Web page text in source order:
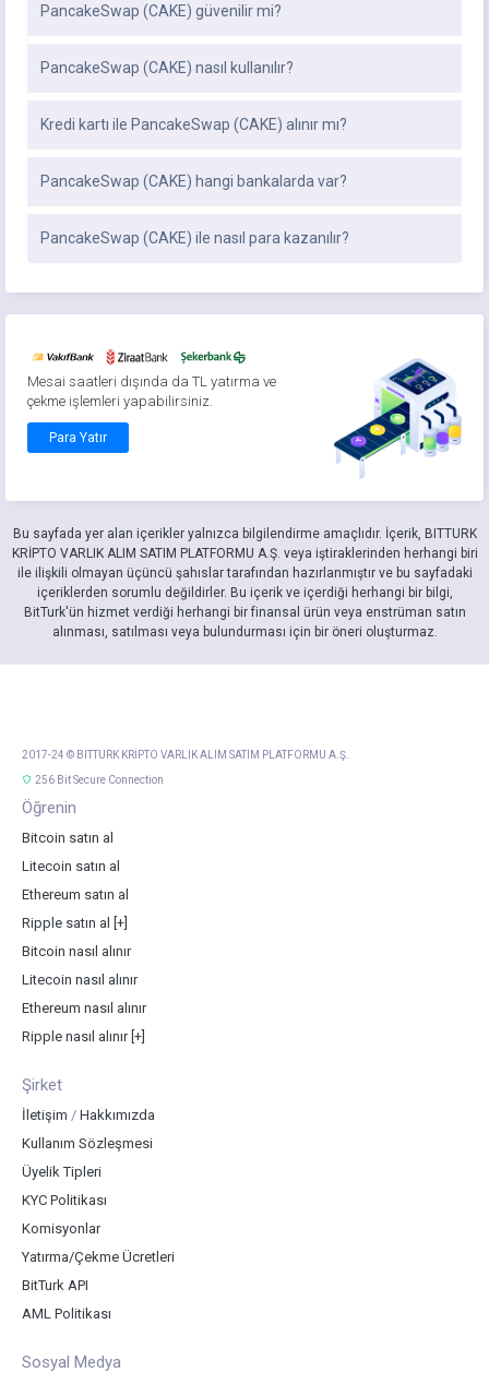
PancakeSwap (CAKE) güvenilir mi?
PancakeSwap (CAKE) nasıl kullanılır?
Kredi kartı ile PancakeSwap (CAKE) alınır mı?
PancakeSwap (CAKE) hangi bankalarda var?
PancakeSwap (CAKE) ile nasıl para kazanılır?
Mesai saatleri dışında da TL yatırma ve
çekme işlemleri yapabilirsiniz.
Para Yatır
Bu sayfada yer alan içerikler yalnızca bilgilendirme amaçlıdır. İçerik, BITTURK
KRİPTO VARLIK ALIM SATIM PLATFORMU A.Ş. veya iştiraklerinden herhangi biri
ile ilişkili olmayan üçüncü şahıslar tarafından hazırlanmıştır ve bu sayfadaki
içeriklerden sorumlu değildirler. Bu içerik ve içerdiği herhangi bir bilgi,
BitTurk'ün hizmet verdiği herhangi bir finansal ürün veya enstrüman satın
alınması, satılması veya bulundurması için bir öneri oluşturmaz.
2017-24 © BITTURK KRİPTO VARLIK ALIM SATIM PLATFORMU A.Ş.
256 Bit Secure Connection
Öğrenin
Bitcoin satın al
Litecoin satın al
Ethereum satın al
Ripple satın al
[+]
Bitcoin nasıl alınır
Litecoin nasıl alınır
Ethereum nasıl alınır
Ripple nasıl alınır [+]
Şirket
İletişim / Hakkımızda
Kullanım Sözleşmesi
Üyelik Tipleri
KYC Politikası
Komisyonlar
Yatırma/Çekme Ücretleri
BitTurk API
AML Politikası
Sosyal Medya